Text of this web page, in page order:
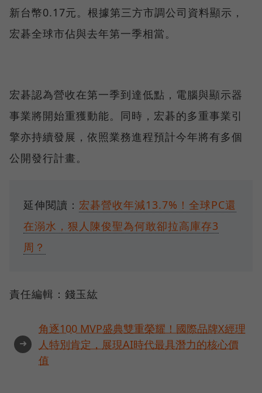
新台幣0.17元。根據第三方市調公司資料顯示，
宏碁全球市佔與去年第一季相當。
宏碁認為營收在第一季到達低點，電腦與顯示器
事業將開始重獲動能。同時，宏碁的多重事業引
擎亦持續發展，依照業務進程預計今年將有多個
公開發行計畫。
延伸閱讀： 宏碁營收年減13.7%！全球PC還
在溺水，狠人陳俊聖為何敢卻拉高庫存3
周？
責任編輯：錢玉紘
➜
角逐100 MVP盛典雙重榮耀！國際品牌X經理
人特別肯定，展現AI時代最具潛力的核心價
值